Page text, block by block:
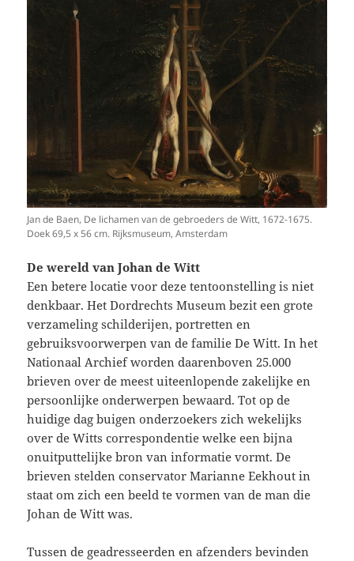
Jan de Baen, De lichamen van de gebroeders de Witt, 1672-1675.
Doek 69,5 x 56 cm. Rijksmuseum, Amsterdam
De wereld van Johan de Witt
Een betere locatie voor deze tentoonstelling is niet
denkbaar. Het Dordrechts Museum bezit een grote
verzameling schilderijen, portretten en
gebruiksvoorwerpen van de familie De Witt. In het
Nationaal Archief worden daarenboven 25.000
brieven over de meest uiteenlopende zakelijke en
persoonlijke onderwerpen bewaard. Tot op de
huidige dag buigen onderzoekers zich wekelijks
over de Witts correspondentie welke een bijna
onuitputtelijke bron van informatie vormt. De
brieven stelden conservator Marianne Eekhout in
staat om zich een beeld te vormen van de man die
Johan de Witt was.
Tussen de geadresseerden en afzenders bevinden